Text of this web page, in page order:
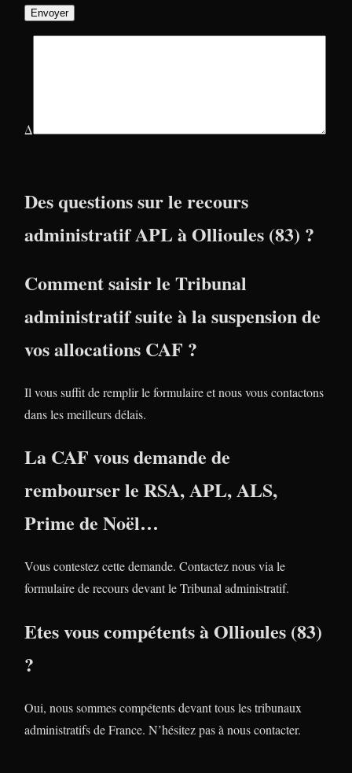
Δ
Des questions sur le recours
administratif APL à Ollioules (83) ?
Comment saisir le Tribunal
administratif suite à la suspension de
vos allocations CAF ?
Il vous suffit de remplir le formulaire et nous vous contactons
dans les meilleurs délais.
La CAF vous demande de
rembourser le RSA, APL, ALS,
Prime de Noël…
Vous contestez cette demande. Contactez nous via le
formulaire de recours devant le Tribunal administratif.
Etes vous compétents à Ollioules (83)
?
Oui, nous sommes compétents devant tous les tribunaux
administratifs de France. N’hésitez pas à nous contacter.